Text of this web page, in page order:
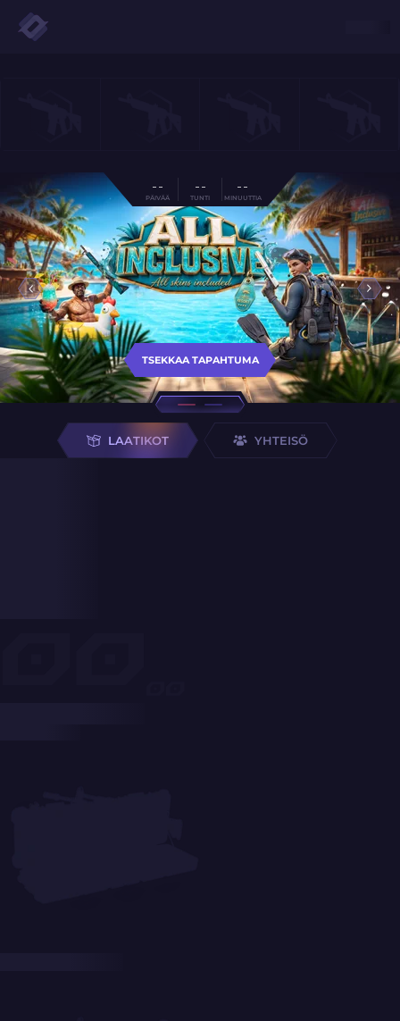
- -
PÄIVÄÄ
- -
TUNTI
- -
MINUUTTIA
TSEKKAA TAPAHTUMA
LAATIKOT YHTEISÖ